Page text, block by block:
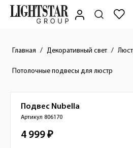
Главная Декоративный свет
Потолочные подвесы для люстр
Краткое описание
Подвес Nubella
Артикул 806170
Стоимость товара
4 999 ₽